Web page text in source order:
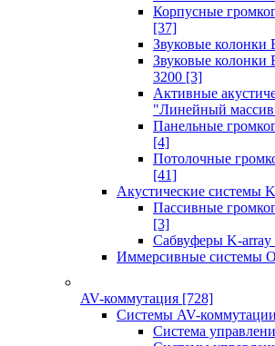
Корпусные
[37]
Звуковые колонки
Звуковые колонки
3200 [3]
Активные
"Линейный
Панельные
[4]
Потолочные
[41]
Акустические системы
Пассивные
[3]
Сабвуферы K-array
Иммерсивные системы
AV-коммутация [728]
Системы AV-
Система